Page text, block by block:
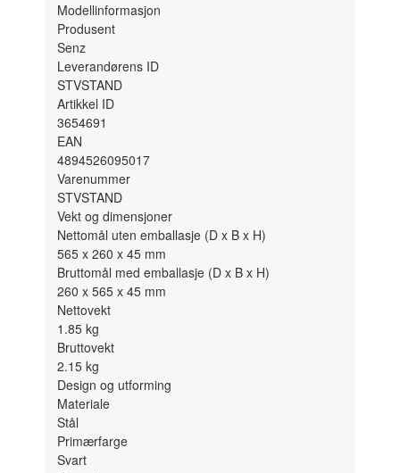
Modellinformasjon
Produsent
Senz
Leverandørens ID
STVSTAND
Artikkel ID
3654691
EAN
4894526095017
Varenummer
STVSTAND
Vekt og dimensjoner
Nettomål uten emballasje (D x B x H)
565 x 260 x 45 mm
Bruttomål med emballasje (D x B x H)
260 x 565 x 45 mm
Nettovekt
1.85kg
Bruttovekt
2.15kg
Design og utforming
Materiale
Stål
Primærfarge
Svart